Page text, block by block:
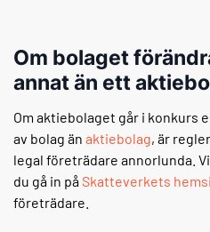
Om bolaget
annat än ett
Om aktiebolaget går i konkurs
av bolag än aktiebolag, är
legal företrädare annorlunda.
du gå in påSkatteverkets
företrädare.